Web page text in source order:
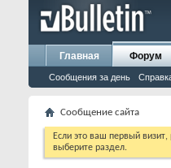
Главная Форум
Сообщения за день
Сообщение сайта
Если это ваш первый
выберите раздел.